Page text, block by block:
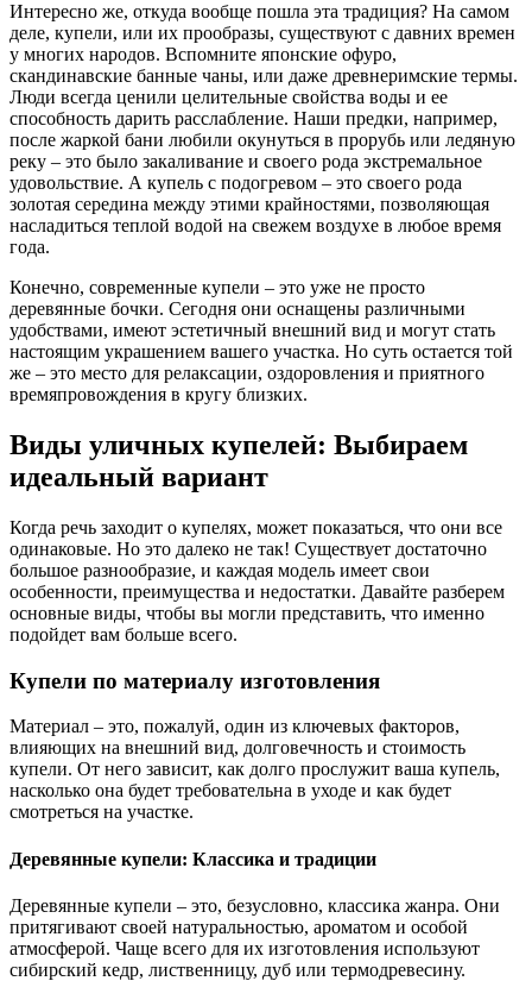
Интересно же, откуда вообще пошла эта традиция? На самом
деле, купели, или их прообразы, существуют с давних времен
у многих народов. Вспомните японские офуро,
скандинавские банные чаны, или даже древнеримские термы.
Люди всегда ценили целительные свойства воды и ее
способность дарить расслабление. Наши предки, например,
после жаркой бани любили окунуться в прорубь или ледяную
реку – это было закаливание и своего рода экстремальное
удовольствие. А купель с подогревом – это своего рода
золотая середина между этими крайностями, позволяющая
насладиться теплой водой на свежем воздухе в любое время
года.
Конечно, современные купели – это уже не просто
деревянные бочки. Сегодня они оснащены различными
удобствами, имеют эстетичный внешний вид и могут стать
настоящим украшением вашего участка. Но суть остается той
же – это место для релаксации, оздоровления и приятного
времяпровождения в кругу близких.
Виды уличных купелей: Выбираем
идеальный вариант
Когда речь заходит о купелях, может показаться, что они все
одинаковые. Но это далеко не так! Существует достаточно
большое разнообразие, и каждая модель имеет свои
особенности, преимущества и недостатки. Давайте разберем
основные виды, чтобы вы могли представить, что именно
подойдет вам больше всего.
Купели по материалу изготовления
Материал – это, пожалуй, один из ключевых факторов,
влияющих на внешний вид, долговечность и стоимость
купели. От него зависит, как долго прослужит ваша купель,
насколько она будет требовательна в уходе и как будет
смотреться на участке.
Деревянные купели: Классика и традиции
Деревянные купели – это, безусловно, классика жанра. Они
притягивают своей натуральностью, ароматом и особой
атмосферой. Чаще всего для их изготовления используют
сибирский кедр, лиственницу, дуб или термодревесину.